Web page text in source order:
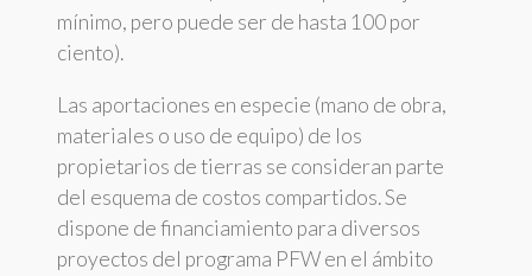
mínimo, pero puede ser de hasta 100 por
ciento).
Las aportaciones en especie (mano de obra,
materiales o uso de equipo) de los
propietarios de tierras se consideran parte
del esquema de costos compartidos. Se
dispone de financiamiento para diversos
proyectos del programa PFW en el ámbito